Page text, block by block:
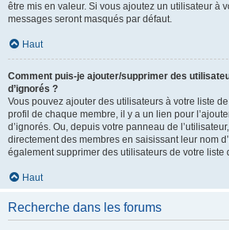
être mis en valeur. Si vous ajoutez un utilisateur à
messages seront masqués par défaut.
Haut
Comment puis-je ajouter/supprimer des
d’ignorés ?
Vous pouvez ajouter des utilisateurs à votre liste
profil de chaque membre, il y a un lien pour
d’ignorés. Ou, depuis votre panneau de
directement des membres en saisissant leur nom
également supprimer des utilisateurs de votre liste
Haut
Recherche dans les forums